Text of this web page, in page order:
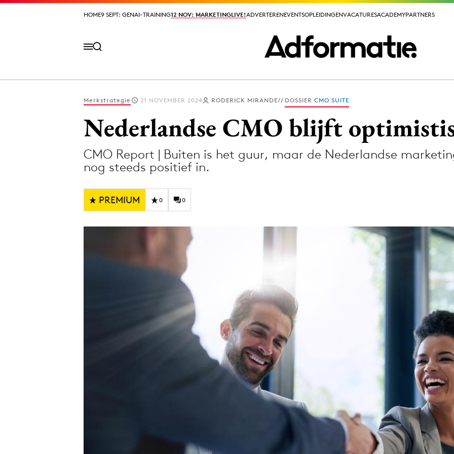
HOME9 SEPT: GENAI-TRAINING12 NOV: MARKETINGLIVE!ADVERTERENEVENTSOPLEIDINGENVACATURESACADEMYPARTNERS
HOME9 SEPT: GENAI-TRAINING12 NOV: MARKETINGLIVE!ADVERTERENEVENTSOPLEIDINGENVACATURESACADEMYPARTNERS
Digital transformation
Diversiteit
Effectiviteit
Gedragsverandering
Influencer marketing
Interne communicatie
Martech
Programmatic
Purpose Marketing
Reputatie & crisis
Merkstrategie 21 NOVEMBER 2024 RODERICK MIRANDE DOSSIER CMO SUITE
Nederlandse CMO blijft
CMO Report | Buiten is het guur, maar de Nederlandse
nog steeds positief in.
PREMIUM 0 0